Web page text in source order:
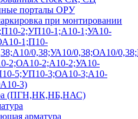
порталы ОРУ
при монтировании
2;УП10-1;А10-1;УА10-
1;П10-
0,38;УА10/0,38;ОА10/
2;ОА10-2;А10-2;УА10-
5;УП10-3;ОА10-3;А10-
3)
(ПГН,НК,НБ,НАС)
арматура